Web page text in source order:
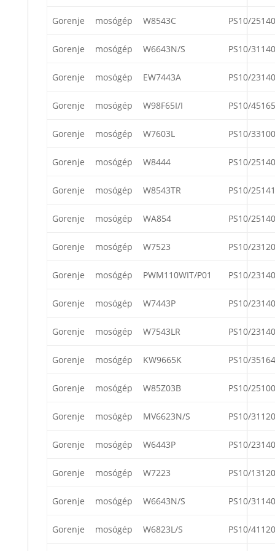
Gorenje mosógép W8543C PS10/25140
Gorenje mosógép W6643N/S PS10/31140
Gorenje mosógép EW7443A PS10/23140
Gorenje mosógép W98F65I/I PS10/45165
Gorenje mosógép W7603L PS10/33100
Gorenje mosógép W8444 PS10/25140
Gorenje mosógép W8543TR PS10/25141
Gorenje mosógép WA854 PS10/25140
Gorenje mosógép W7523 PS10/23120
Gorenje mosógép PWM110WIT/P01 PS10/23140
Gorenje mosógép W7443P PS10/23140
Gorenje mosógép W7543LR PS10/23140
Gorenje mosógép KW9665K PS10/35164
Gorenje mosógép W85Z03B PS10/25100
Gorenje mosógép MV6623N/S PS10/31120
Gorenje mosógép W6443P PS10/23140
Gorenje mosógép W7223 PS10/13120
Gorenje mosógép W6643N/S PS10/31140
Gorenje mosógép W6823L/S PS10/41120